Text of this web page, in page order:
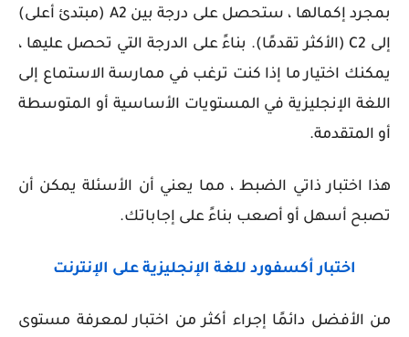
بمجرد إكمالها ، ستحصل على درجة بين A2 (مبتدئ أعلى)
إلى C2 (الأكثر تقدمًا). بناءً على الدرجة التي تحصل عليها ،
يمكنك اختيار ما إذا كنت ترغب في ممارسة الاستماع إلى
اللغة الإنجليزية في المستويات الأساسية أو المتوسطة
أو المتقدمة.
هذا اختبار ذاتي الضبط ، مما يعني أن الأسئلة يمكن أن
تصبح أسهل أو أصعب بناءً على إجاباتك.
اختبار أكسفورد للغة الإنجليزية على الإنترنت
من الأفضل دائمًا إجراء أكثر من اختبار لمعرفة مستوى